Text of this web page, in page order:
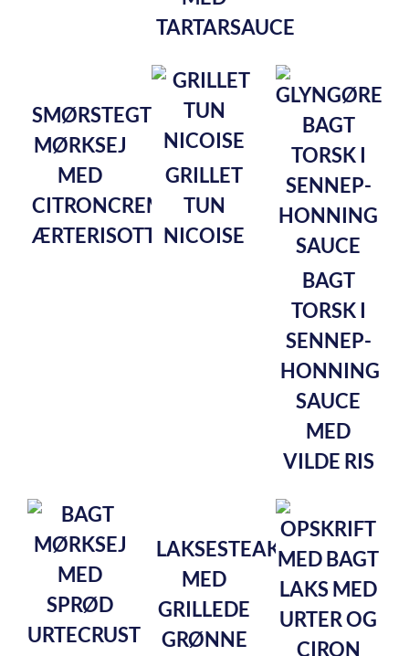
TARTARSAUCE
SMØRSTEGT
MØRKSEJ
MED
CITRONCREMET
ÆRTERISOTTO
GRILLET
TUN
NICOISE
BAGT
TORSK I
SENNEP-
HONNING
SAUCE
MED
VILDE RIS
LAKSESTEAKS
MED
GRILLEDE
GRØNNE